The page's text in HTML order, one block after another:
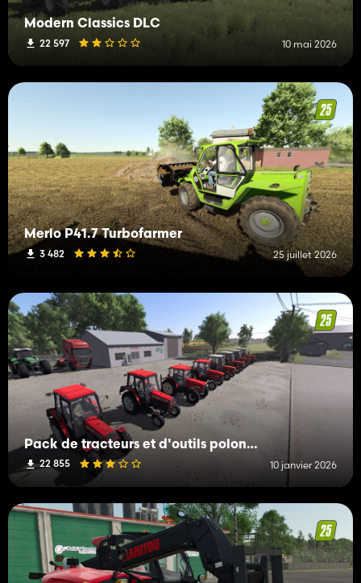
Modern Classics DLC
22 597 10 mai 2026
Merlo P41.7 Turbofarmer
3 482 25 juillet 2026
Pack de tracteurs et d'outils polonais
22 855 10 janvier 2026